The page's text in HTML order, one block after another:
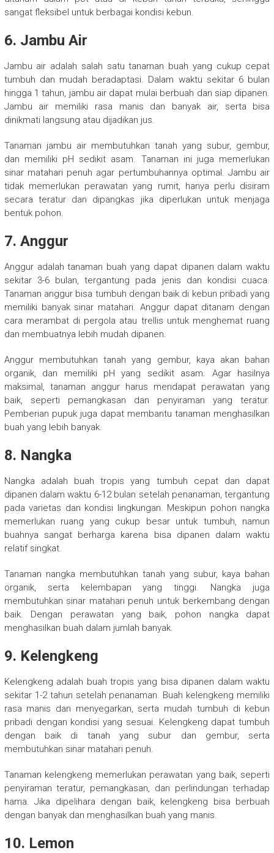
sangat fleksibel untuk berbagai kondisi kebun.
6. Jambu Air
Jambu air adalah salah satu tanaman buah yang cukup cepat
tumbuh dan mudah beradaptasi. Dalam waktu sekitar 6 bulan
hingga 1 tahun, jambu air dapat mulai berbuah dan siap dipanen.
Jambu air memiliki rasa manis dan banyak air, serta bisa
dinikmati langsung atau dijadikan jus.
Tanaman jambu air membutuhkan tanah yang subur, gembur,
dan memiliki pH sedikit asam. Tanaman ini juga memerlukan
sinar matahari penuh agar pertumbuhannya optimal. Jambu air
tidak memerlukan perawatan yang rumit, hanya perlu disiram
secara teratur dan dipangkas jika diperlukan untuk menjaga
bentuk pohon.
7. Anggur
Anggur adalah tanaman buah yang dapat dipanen dalam waktu
sekitar 3-6 bulan, tergantung pada jenis dan kondisi cuaca.
Tanaman anggur bisa tumbuh dengan baik di kebun pribadi yang
memiliki banyak sinar matahari. Anggur dapat ditanam dengan
cara merambat di pergola atau trellis untuk menghemat ruang
dan membuatnya lebih mudah dipanen.
Anggur membutuhkan tanah yang gembur, kaya akan bahan
organik, dan memiliki pH yang sedikit asam. Agar hasilnya
maksimal, tanaman anggur harus mendapat perawatan yang
baik, seperti pemangkasan dan penyiraman yang teratur.
Pemberian pupuk juga dapat membantu tanaman menghasilkan
buah yang lebih banyak.
8. Nangka
Nangka adalah buah tropis yang tumbuh cepat dan dapat
dipanen dalam waktu 6-12 bulan setelah penanaman, tergantung
pada varietas dan kondisi lingkungan. Meskipun pohon nangka
memerlukan ruang yang cukup besar untuk tumbuh, namun
buahnya sangat berharga karena bisa dipanen dalam waktu
relatif singkat.
Tanaman nangka membutuhkan tanah yang subur, kaya bahan
organik, serta kelembapan yang tinggi. Nangka juga
membutuhkan sinar matahari penuh untuk berkembang dengan
baik. Dengan perawatan yang baik, pohon nangka dapat
menghasilkan buah dalam jumlah banyak.
9. Kelengkeng
Kelengkeng adalah buah tropis yang bisa dipanen dalam waktu
sekitar 1-2 tahun setelah penanaman. Buah kelengkeng memiliki
rasa manis dan menyegarkan, serta mudah tumbuh di kebun
pribadi dengan kondisi yang sesuai. Kelengkeng dapat tumbuh
dengan baik di tanah yang subur dan gembur, serta
membutuhkan sinar matahari penuh.
Tanaman kelengkeng memerlukan perawatan yang baik, seperti
penyiraman teratur, pemangkasan, dan perlindungan terhadap
hama. Jika dipelihara dengan baik, kelengkeng bisa berbuah
dengan banyak dan menghasilkan buah yang manis.
10. Lemon